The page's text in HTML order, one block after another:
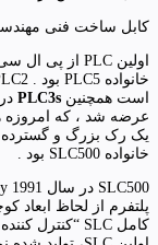
کابل ساخت فنی
اولین PLC از پی ال سی های
است همچنین PLC3s
عرضه شد ، که امروزه
یک رک بزرگ و گسترده
خانواده SLC500 بود .
پلتفرم از لحاظ ابعاد